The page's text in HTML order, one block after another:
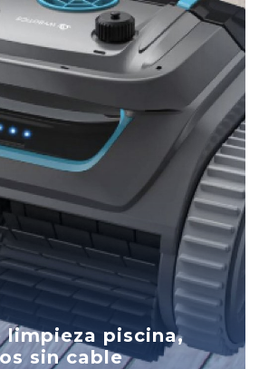
limpieza piscina,
sin cable